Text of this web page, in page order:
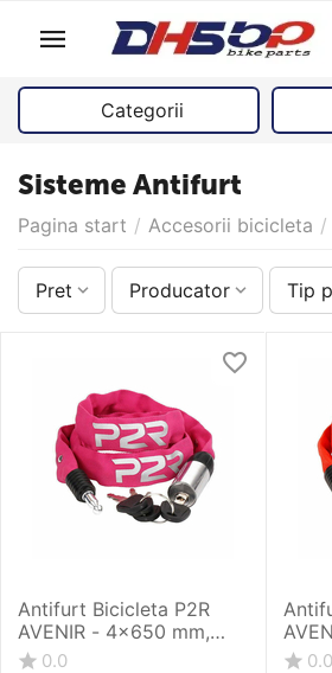
Categorii
Sisteme Antifurt
Pagina start / Accesorii bicicleta /
Pret Producator Tip
Antifurt Bicicleta P2R
AVENIR - 4x650 mm,
Roz0.0
Rosu
0.0